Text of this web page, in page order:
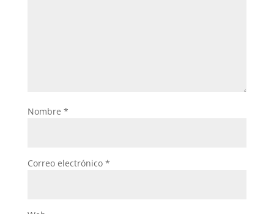
Nombre *
Correo electrónico *